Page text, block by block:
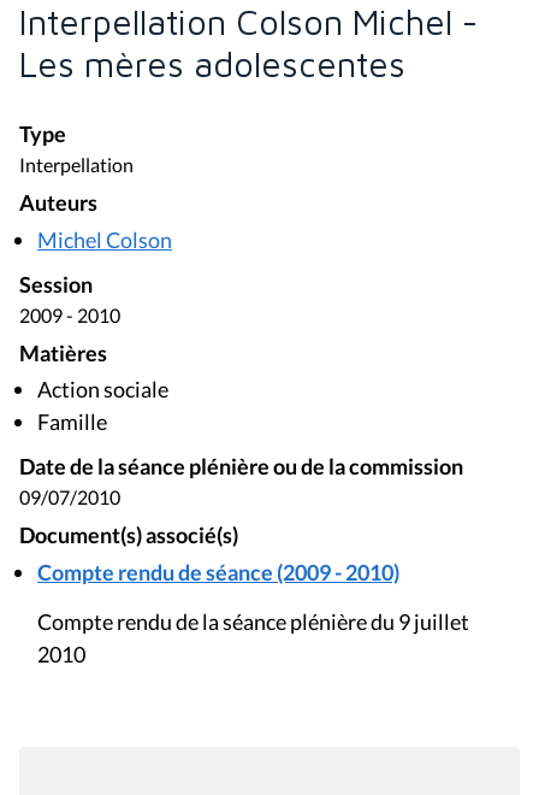
Interpellation Colson Michel -
Les mères adolescentes
Type
Interpellation
Auteurs
Michel Colson
Session
2009 - 2010
Matières
Action sociale
Famille
Date de la séance plénière ou de la commission
09/07/2010
Document(s) associé(s)
Compte rendu de séance (2009 - 2010)
Compte rendu de la séance plénière du 9 juillet
2010